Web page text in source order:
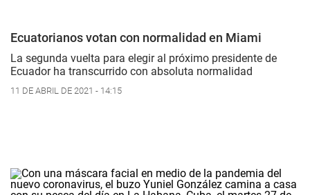
Ecuatorianos votan con normalidad en Miami
La segunda vuelta para elegir al próximo presidente de
Ecuador ha transcurrido con absoluta normalidad
11 DE ABRIL DE 2021 - 14:15